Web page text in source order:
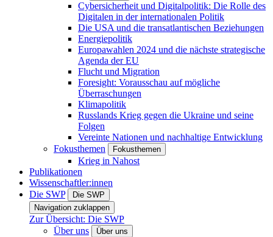
Cybersicherheit und Digitalpolitik: Die Rolle des
Digitalen in der internationalen Politik
Die USA und die transatlantischen Beziehungen
Energiepolitik
Europawahlen 2024 und die nächste strategische
Agenda der EU
Flucht und Migration
Foresight: Vorausschau auf mögliche
Überraschungen
Klimapolitik
Russlands Krieg gegen die Ukraine und seine
Folgen
Vereinte Nationen und nachhaltige Entwicklung
Fokusthemen
Fokusthemen
Krieg in Nahost
Publikationen
Wissenschaftler:innen
Die SWP
Die SWP
Navigation zuklappen
Zur Übersicht: Die SWP
Über uns
Über uns